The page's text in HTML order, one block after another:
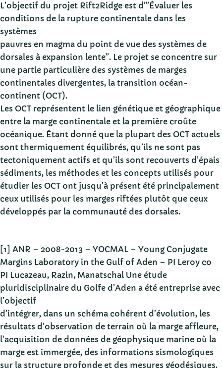
L’objectif du projet Rift2Ridge est d’”Évaluer les
conditions de la rupture continentale dans les
systèmes
pauvres en magma du point de vue des systèmes de
dorsales à expansion lente”. Le projet se concentre sur
une partie particulière des systèmes de marges
continentales divergentes, la transition océan-
continent (OCT).
Les OCT représentent le lien génétique et géographique
entre la marge continentale et la première croûte
océanique. Étant donné que la plupart des OCT actuels
sont thermiquement équilibrés, qu’ils ne sont pas
tectoniquement actifs et qu’ils sont recouverts d’épais
sédiments, les méthodes et les concepts utilisés pour
étudier les OCT ont jusqu’à présent été principalement
ceux utilisés pour les marges riftées plutôt que ceux
développés par la communauté des dorsales.
[1] ANR – 2008-2013 – YOCMAL – Young Conjugate
Margins Laboratory in the Gulf of Aden – PI Leroy co
PI Lucazeau, Razin, Manatschal Une étude
pluridisciplinaire du Golfe d’Aden a été entreprise avec
l’objectif
d’intégrer, dans un schéma cohérent d’évolution, les
résultats d’observation de terrain où la marge affleure,
l’acquisition de données de géophysique marine où la
marge est immergée, des informations sismologiques
sur la structure profonde et des mesures géodésiques.